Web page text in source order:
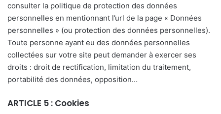
consulter la politique de protection des données
personnelles en mentionnant l’url de la page « Données
personnelles » (ou protection des données personnelles).
Toute personne ayant eu des données personnelles
collectées sur votre site peut demander à exercer ses
droits : droit de rectification, limitation du traitement,
portabilité des données, opposition…
ARTICLE 5 : Cookies